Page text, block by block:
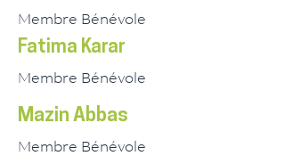
Membre Bénévole
Fatima Karar
Membre Bénévole
Mazin Abbas
Membre Bénévole